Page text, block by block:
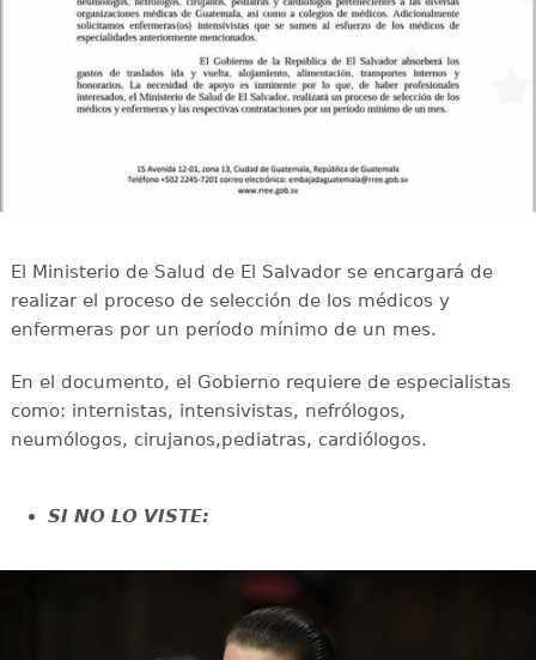
El Ministerio de Salud de El Salvador se encargará de
realizar el proceso de selección de los médicos y
enfermeras por un período mínimo de un mes.
En el documento, el Gobierno requiere de especialistas
como: internistas, intensivistas, nefrólogos,
neumólogos, cirujanos,pediatras, cardiólogos.
SI NO LO VISTE: